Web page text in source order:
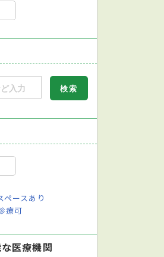
ペースあり
療可
医療機関